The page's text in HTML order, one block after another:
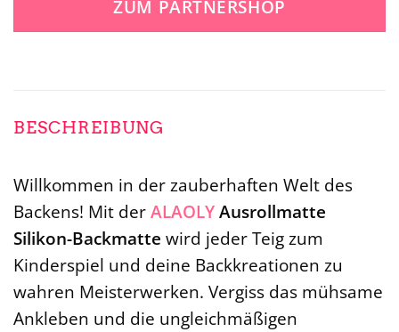
27,99 €17,99 €.
ZUM PARTNERSHOP
BESCHREIBUNG
Willkommen in der zauberhaften Welt des
Backens! Mit derALAOLYAusrollmatte
Silikon-Backmatte wird jeder Teig zum
Kinderspiel und deine Backkreationen zu
wahren Meisterwerken. Vergiss das mühsame
Ankleben und die ungleichmäßigen